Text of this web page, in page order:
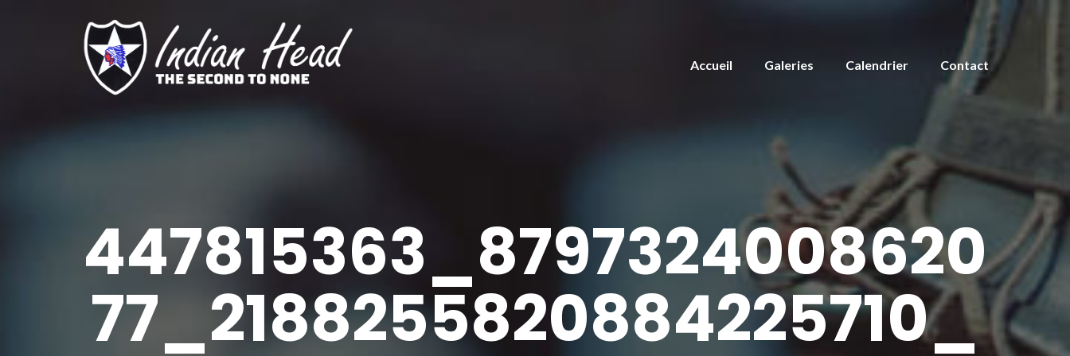
Accueil Galeries Calendrier Contact
447815363_8797324008620
77_2188255820884225710_